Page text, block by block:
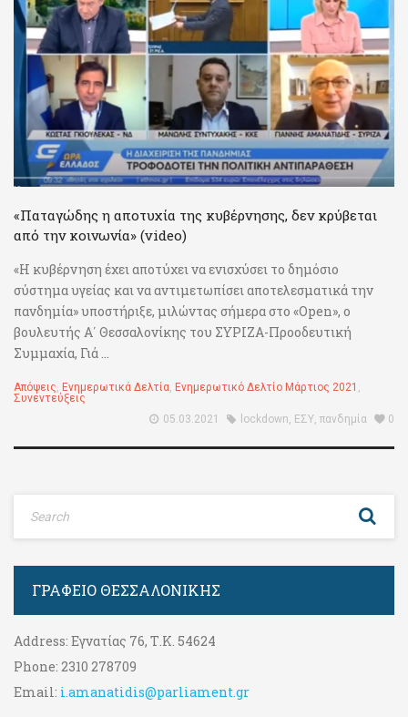
«Παταγώδης η αποτυχία της κυβέρνησης, δεν κρύβεται
από την κοινωνία» (video)
«Η κυβέρνηση έχει αποτύχει να ενισχύσει το δημόσιο
σύστημα υγείας και να αντιμετωπίσει αποτελεσματικά την
πανδημία» υποστήριξε, μιλώντας σήμερα στο «Open», ο
βουλευτής Α΄ Θεσσαλονίκης του ΣΥΡΙΖΑ-Προοδευτική
Συμμαχία, Γιά ...
Απόψεις, Ενημερωτικά Δελτία, Ενημερωτικό Δελτίο Μάρτιος 2021 ,
Συνεντεύξεις
05.03.2021
lockdown, ΕΣΥ, πανδημία 0
ΓΡΑΦΕΊΟ ΘΕΣΣΑΛΟΝΊΚΗΣ
Address: Εγνατίας 76, Τ.Κ. 54624
Phone: 2310 278709
Email: i.amanatidis@parliament.gr